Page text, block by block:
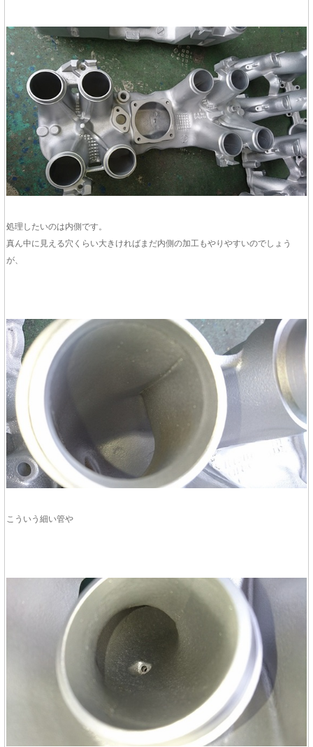
処理したいのは内側です。
真ん中に見える穴くらい大きければまだ内側の加工もやりやすいのでしょう
が、
こういう細い管や